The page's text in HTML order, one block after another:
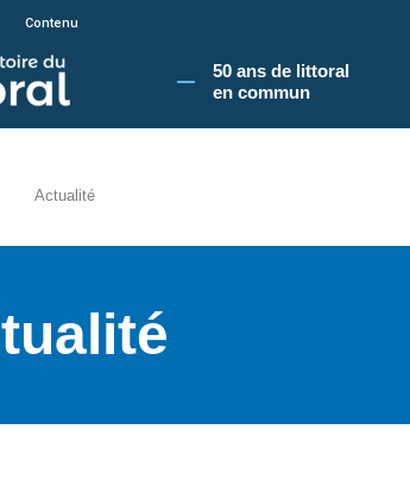
En poursuivant votre navigation sur le site du
Contenu
50 ans de littoral
en commun​
Actualité